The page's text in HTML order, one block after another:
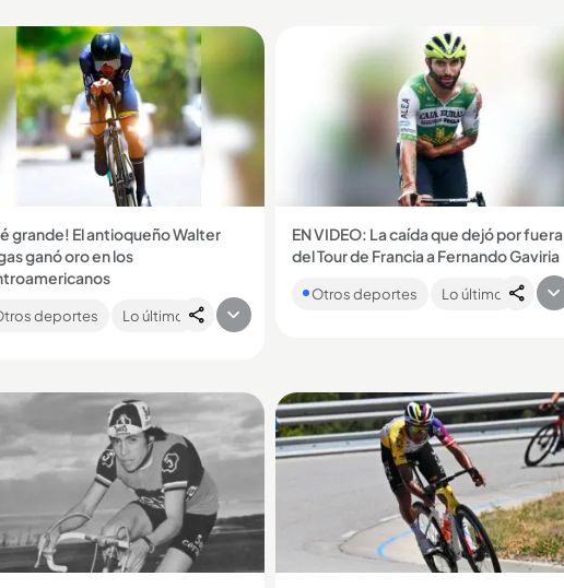
grande! El antioqueño Walter
ganó oro en los
medalla tras destacarse como
competidor masculino en la
deportes Lo último
EN VIDEO: La caída que dejó por fuera
del Tour de Francia a Fernando Gaviria
El ciclista colombiano sufrió una caída
mientras disputaba el sprint final de la
Otros deportes Lo último